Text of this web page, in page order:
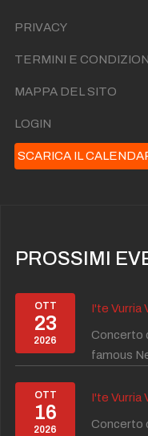
PRIVACY
TERMINI E
MAPPA DEL SITO
LOGIN
SCARICA IL
PROSSIMI
OTT
23
2026
I'te Vurria
Concerto
famous
OTT
16
2026
I'te Vurria
Concerto